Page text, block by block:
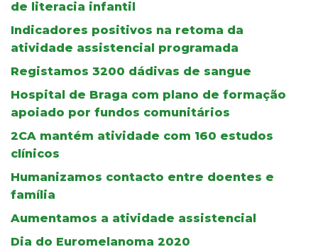
de literacia infantil
Indicadores positivos na retoma da
atividade assistencial programada
Registamos 3200 dádivas de sangue
Hospital de Braga com plano de formação
apoiado por fundos comunitários
2CA mantém atividade com 160 estudos
clínicos
Humanizamos contacto entre doentes e
família
Aumentamos a atividade assistencial
Dia do Euromelanoma 2020